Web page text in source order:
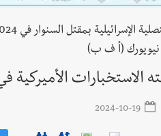
قوية... وإعلام إيراني: الاتّفاق مع
احتفال مؤيدين إسرائيليين في القنصلية
نيويورك (أ ف ب)
الاستخبارات الأميركية